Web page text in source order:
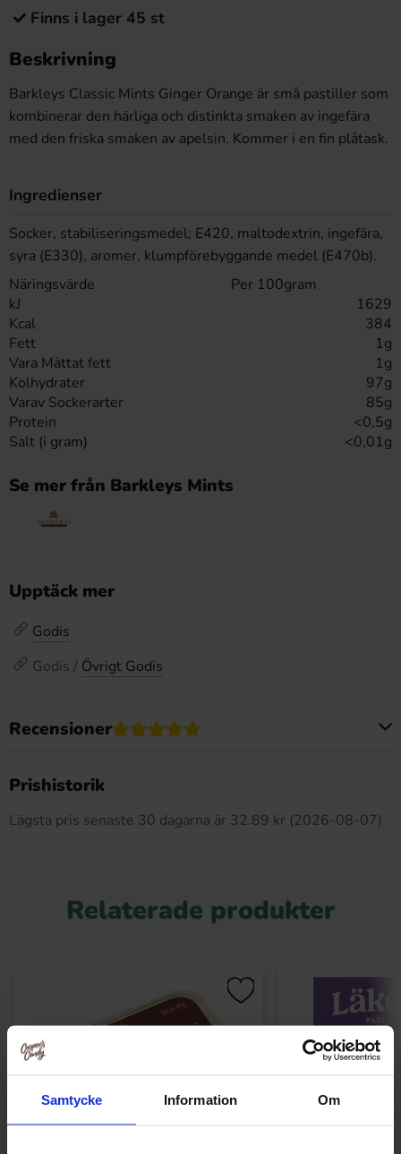
Samtycke Information Om
Finns i lager 45 st
Beskrivning
Barkleys Classic Mints Ginger Orange är små pastiller som
kombinerar den härliga och distinkta smaken av ingefära
med den friska smaken av apelsin. Kommer i en fin plåtask.
Ingredienser
Socker, stabiliseringsmedel; E420, maltodextrin, ingefära,
syra (E330), aromer, klumpförebyggande medel (E470b).
Näringsvärde
Per 100gram
kJ
1629
Kcal
384
Fett
1g
Vara Mättat fett
1g
Kolhydrater
97g
Varav Sockerarter
85g
Protein
<0,5g
Salt (i gram)
<0,01g
Se mer från Barkleys Mints
Upptäck mer
Godis
Godis / Övrigt Godis
Recensioner
Prishistorik
Lägsta pris senaste 30 dagarna är 32.89 kr (2026-08-07)
Relaterade produkter